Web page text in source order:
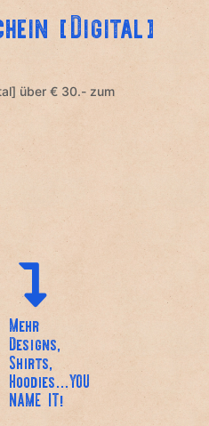
[Digital]
über € 30.- zum
Mehr
Designs,
Shirts,
Hoodies...YOU
NAME IT!